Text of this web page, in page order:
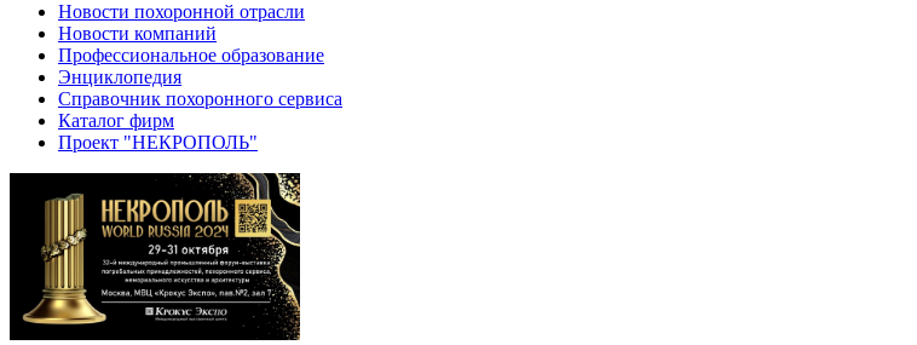
Новости похоронной отрасли
Новости компаний
Профессиональное образование
Энциклопедия
Справочник похоронного сервиса
Каталог фирм
Проект "НЕКРОПОЛЬ"